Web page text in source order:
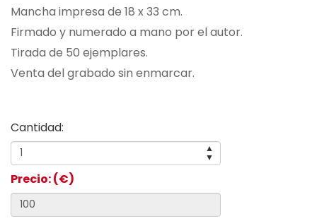
Mancha impresa de 18 x 33 cm.
Firmado y numerado a mano por el autor.
Tirada de 50 ejemplares.
Venta del grabado sin enmarcar.
Cantidad:
▲
▼
Precio: (€)